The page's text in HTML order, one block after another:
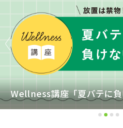
【2026 Spring vol.41】春
モーニングルーティン
2 3 4
阪急阪神ホール
ヘルスケア